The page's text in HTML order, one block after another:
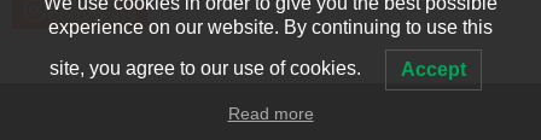
experience on our website. By continuing to use this
site, you agree to our use of cookies. Accept
Read more